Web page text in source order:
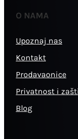
O NAMA
Upoznaj nas
Kontakt
Prodavaonice
Privatnost i
Blog